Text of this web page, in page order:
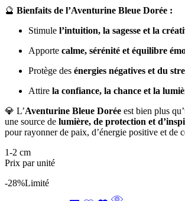
🔮 Bienfaits de l’Aventurine Bleue Dorée :
Stimule l’intuition, la sagesse et la
Apporte calme, sérénité et équilibre
Protège des énergies négatives et du
Attire la confiance, la chance et la
💎 L’Aventurine Bleue Dorée est bien plus
une source de lumière, de protection et
pour rayonner de paix, d’énergie positive et de
1-2 cm
Prix par unité
-28%Limité